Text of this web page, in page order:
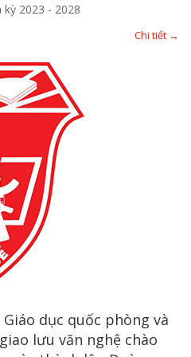
2023 - 2028
Chi tiết →
dục quốc phòng và
lưu văn nghệ chào